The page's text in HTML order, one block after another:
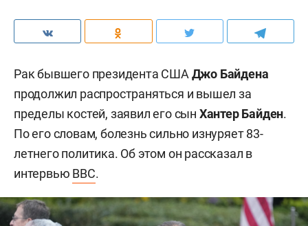
Рак бывшего президента СШАДжо Байдена
продолжил распространяться и вышел за
пределы костей, заявил его сын Хантер Байден.
По его словам, болезнь сильно изнуряет 83-
летнего политика. Об этом он рассказал в
интервью BBC.